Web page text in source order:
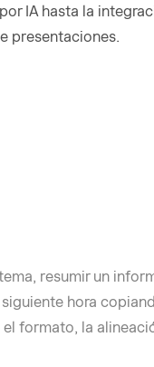
IA hasta la
presentaciones.
resumir un
hora
formato, la